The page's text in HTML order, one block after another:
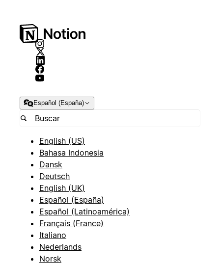
Español (España)
English (US)
Bahasa Indonesia
Dansk
Deutsch
English (UK)
Español (España)
Español (Latinoamérica)
Français (France)
Italiano
Nederlands
Norsk